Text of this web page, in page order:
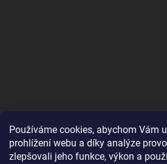
Používáme cookies, abychom Vám
prohlížení webu a díky analýze
zlepšovali jeho funkce, výkon a
B2B shop pro obchodníky -